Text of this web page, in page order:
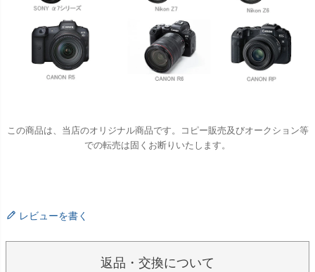
この商品は、当店のオリジナル商品です。コピー販売及びオークション等
での転売は固くお断りいたします。
レビューを書く
返品・交換について